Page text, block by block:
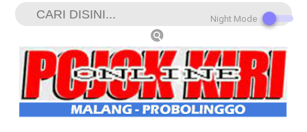
Night Mode